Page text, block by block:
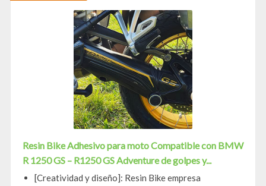
Resin Bike Adhesivo para moto Compatible con BMW
R 1250 GS – R1250 GS Adventure de golpes y...
[Creatividad y diseño]: Resin Bike empresa